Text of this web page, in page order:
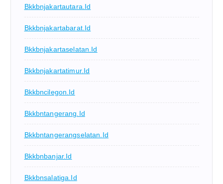
Bkkbnjakartautara.id
Bkkbnjakartabarat.id
Bkkbnjakartaselatan.id
Bkkbnjakartatimur.id
Bkkbncilegon.id
Bkkbntangerang.id
Bkkbntangerangselatan.id
Bkkbnbanjar.id
Bkkbnsalatiga.id